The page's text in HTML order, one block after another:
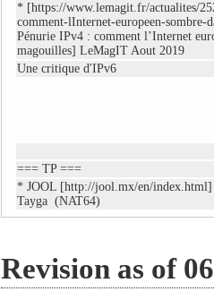
* [https://www.lemagit.fr/actualites/
comment-lInternet-europeen-sombre-
Pénurie IPv4 : comment l’Internet
magouilles] LeMagIT Aout 2019
Une critique d'IPv6
=== TP ===
* JOOL [http://jool.mx/en/index.html]
Tayga (NAT64)
Revision as of